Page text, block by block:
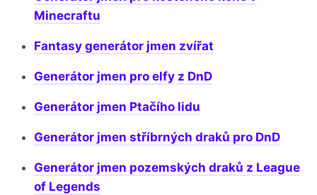
Minecraftu
Fantasy generátor jmen zvířat
Generátor jmen pro elfy z DnD
Generátor jmen Ptačího lidu
Generátor jmen stříbrných draků pro DnD
Generátor jmen pozemských draků z League
of Legends